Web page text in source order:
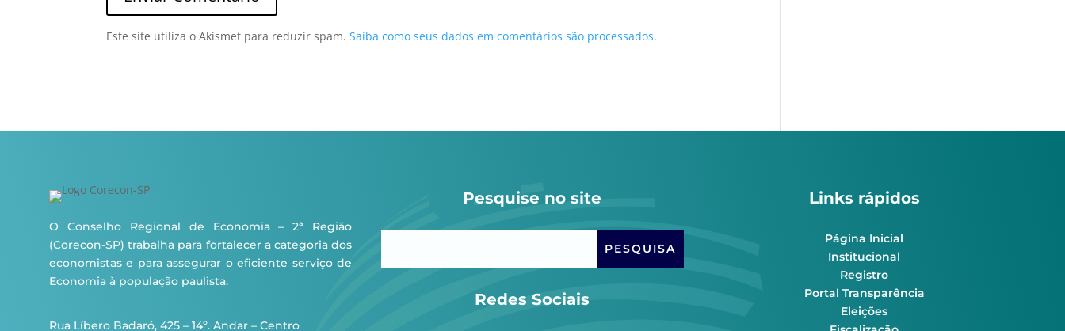
Este site utiliza o Akismet para reduzir spam.Saiba como seus dados em comentários são processados.
O Conselho Regional de Economia – 2ª Região
(Corecon-SP) trabalha para fortalecer a categoria dos
economistas e para assegurar o eficiente serviço de
Economia à população paulista.
Rua Líbero Badaró, 425 – 14º. Andar – Centro
Pesquise no site
Redes Sociais
Links rápidos
Página Inicial
Institucional
Registro
Portal Transparência
Eleições